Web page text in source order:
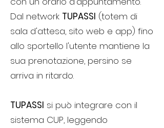
Dal network TUPASSI (totem di
sala d'attesa, sito web e app) fino
allo sportello l'utente mantiene la
sua prenotazione, persino se
arriva in ritardo.
TUPASSI si può integrare con il
sistema CUP, leggendo